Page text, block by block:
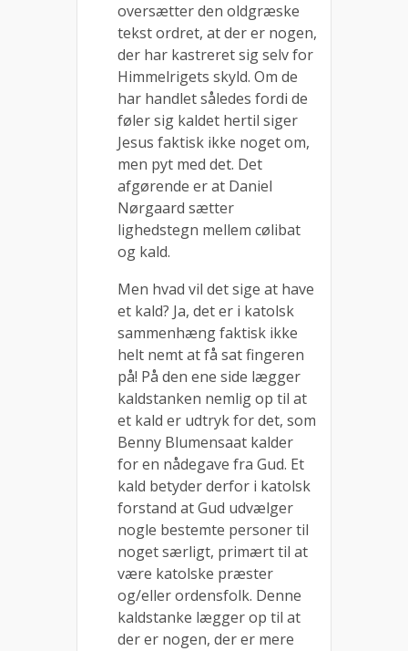
oversætter den oldgræske
tekst ordret, at der er nogen,
der har kastreret sig selv for
Himmelrigets skyld. Om de
har handlet således fordi de
føler sig kaldet hertil siger
Jesus faktisk ikke noget om,
men pyt med det. Det
afgørende er at Daniel
Nørgaard sætter
lighedstegn mellem cølibat
og kald.
Men hvad vil det sige at have
et kald? Ja, det er i katolsk
sammenhæng faktisk ikke
helt nemt at få sat fingeren
på! På den ene side lægger
kaldstanken nemlig op til at
et kald er udtryk for det, som
Benny Blumensaat kalder
for en nådegave fra Gud. Et
kald betyder derfor i katolsk
forstand at Gud udvælger
nogle bestemte personer til
noget særligt, primært til at
være katolske præster
og/eller ordensfolk. Denne
kaldstanke lægger op til at
der er nogen, der er mere